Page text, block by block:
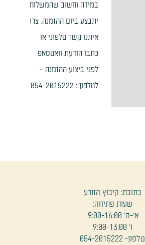
במידה וחשוב שהמשלוח
יתבצע ביום ההזמנה, צרו
איתנו קשר טלפוני או
כתבו הודעת וואטסאפ
לפני ביצוע ההזמנה –
לטלפון : 054-2015222
כתובת: קיבוץ הזורע
שעות פתיחה:
א׳-ה' 9:00-16:00
ו' 9:00-13:00
טלפון- 054-2015222